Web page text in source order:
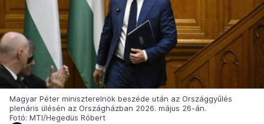
Magyar Péter miniszterelnök beszéde után az Országgyűlés
plenáris ülésén az Országházban 2026. május 26-án.
Fotó: MTI/Hegedüs Róbert